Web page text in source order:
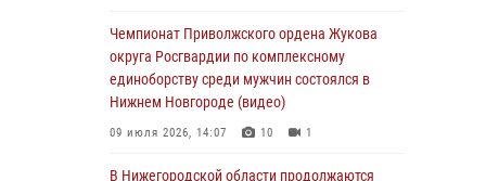
Нижегородские росгвардейцы за
прошедшую неделю выезжали более 750 раз
по сигналу «тревога»
13 июля 2026, 06:45
Росгвардейцы предотвратили серию краж в
Чемпионат Приволжского ордена Жукова
округа Росгвардии по комплексному
единоборству среди мужчин состоялся в
Нижнем Новгороде (видео)
09 июля 2026, 14:07 10 1
В Нижегородской области продолжаются